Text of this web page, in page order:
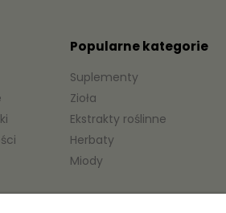
Popularne kategorie
Suplementy
Zioła
Ekstrakty roślinne
Herbaty
Miody